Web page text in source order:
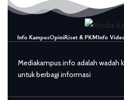
Info KampusOpiniRiset & PKMInfo
Mediakampus.info adalah wadah
untuk berbagi informasi